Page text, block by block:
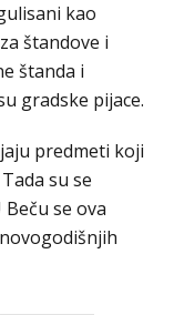
kao
štandove i
štanda i
gradske pijace.
predmeti koji
su se
se ova